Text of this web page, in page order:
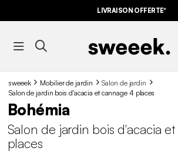
LIVRAISON OFFERTE*
sweeek Mobilier de jardin
Salon de jardin
Salon de jardin bois d'acacia et cannage 4 places
Bohémia
Salon de jardin bois d'acacia
places